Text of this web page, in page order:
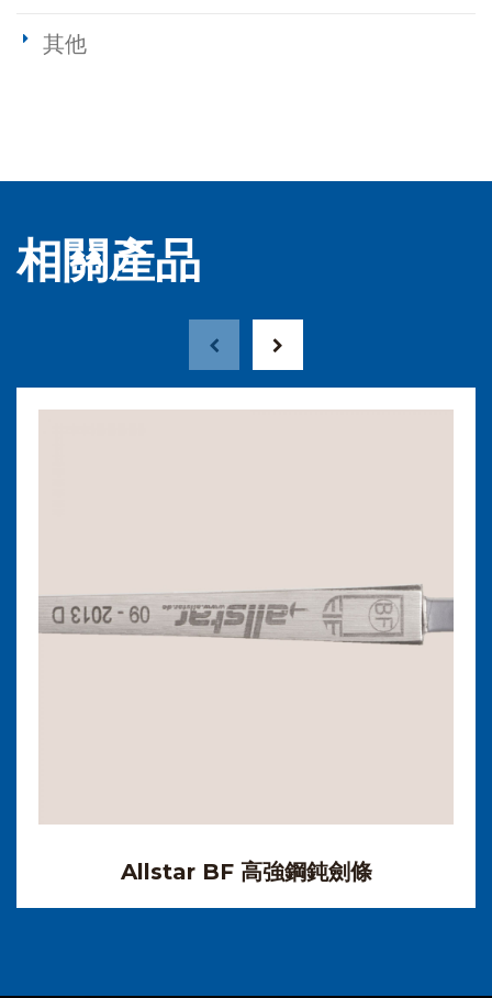
其他
相關產品
Allstar BF 高強鋼鈍劍條